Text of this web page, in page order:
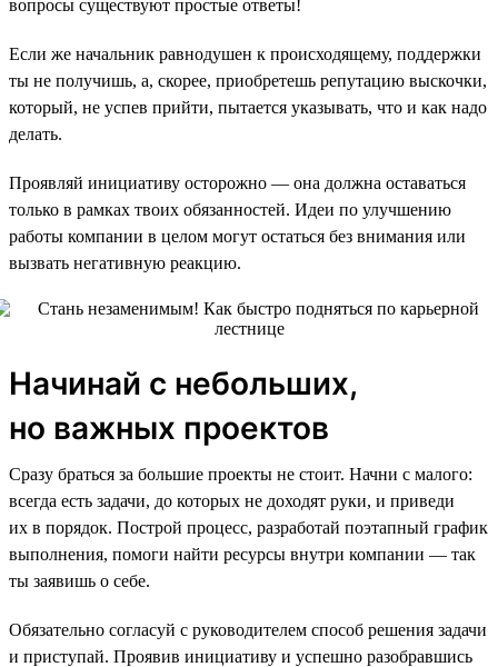
вопросы существуют простые ответы!
Если же начальник равнодушен к происходящему, поддержки
ты не получишь, а, скорее, приобретешь репутацию выскочки,
который, не успев прийти, пытается указывать, что и как надо
делать.
Проявляй инициативу осторожно — она должна оставаться
только в рамках твоих обязанностей. Идеи по улучшению
работы компании в целом могут остаться без внимания или
вызвать негативную реакцию.
Начинай с небольших,
но важных проектов
Сразу браться за большие проекты не стоит. Начни с малого:
всегда есть задачи, до которых не доходят руки, и приведи
их в порядок. Построй процесс, разработай поэтапный график
выполнения, помоги найти ресурсы внутри компании — так
ты заявишь о себе.
Обязательно согласуй с руководителем способ решения задачи
и приступай. Проявив инициативу и успешно разобравшись